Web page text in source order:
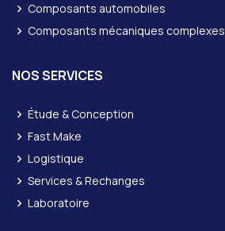
Composants automobiles
Composants mécaniques complexes
NOS SERVICES
Étude & Conception
Fast Make
Logistique
Services & Rechanges
Laboratoire